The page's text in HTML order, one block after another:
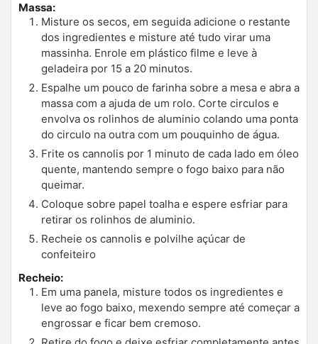
Massa:
Misture os secos, em seguida adicione o restante
dos ingredientes e misture até tudo virar uma
massinha. Enrole em plástico filme e leve à
geladeira por 15 a 20 minutos.
Espalhe um pouco de farinha sobre a mesa e abra a
massa com a ajuda de um rolo. Corte circulos e
envolva os rolinhos de aluminio colando uma ponta
do circulo na outra com um pouquinho de água.
Frite os cannolis por 1 minuto de cada lado em óleo
quente, mantendo sempre o fogo baixo para não
queimar.
Coloque sobre papel toalha e espere esfriar para
retirar os rolinhos de aluminio.
Recheie os cannolis e polvilhe açúcar de
confeiteiro
Recheio:
Em uma panela, misture todos os ingredientes e
leve ao fogo baixo, mexendo sempre até começar a
engrossar e ficar bem cremoso.